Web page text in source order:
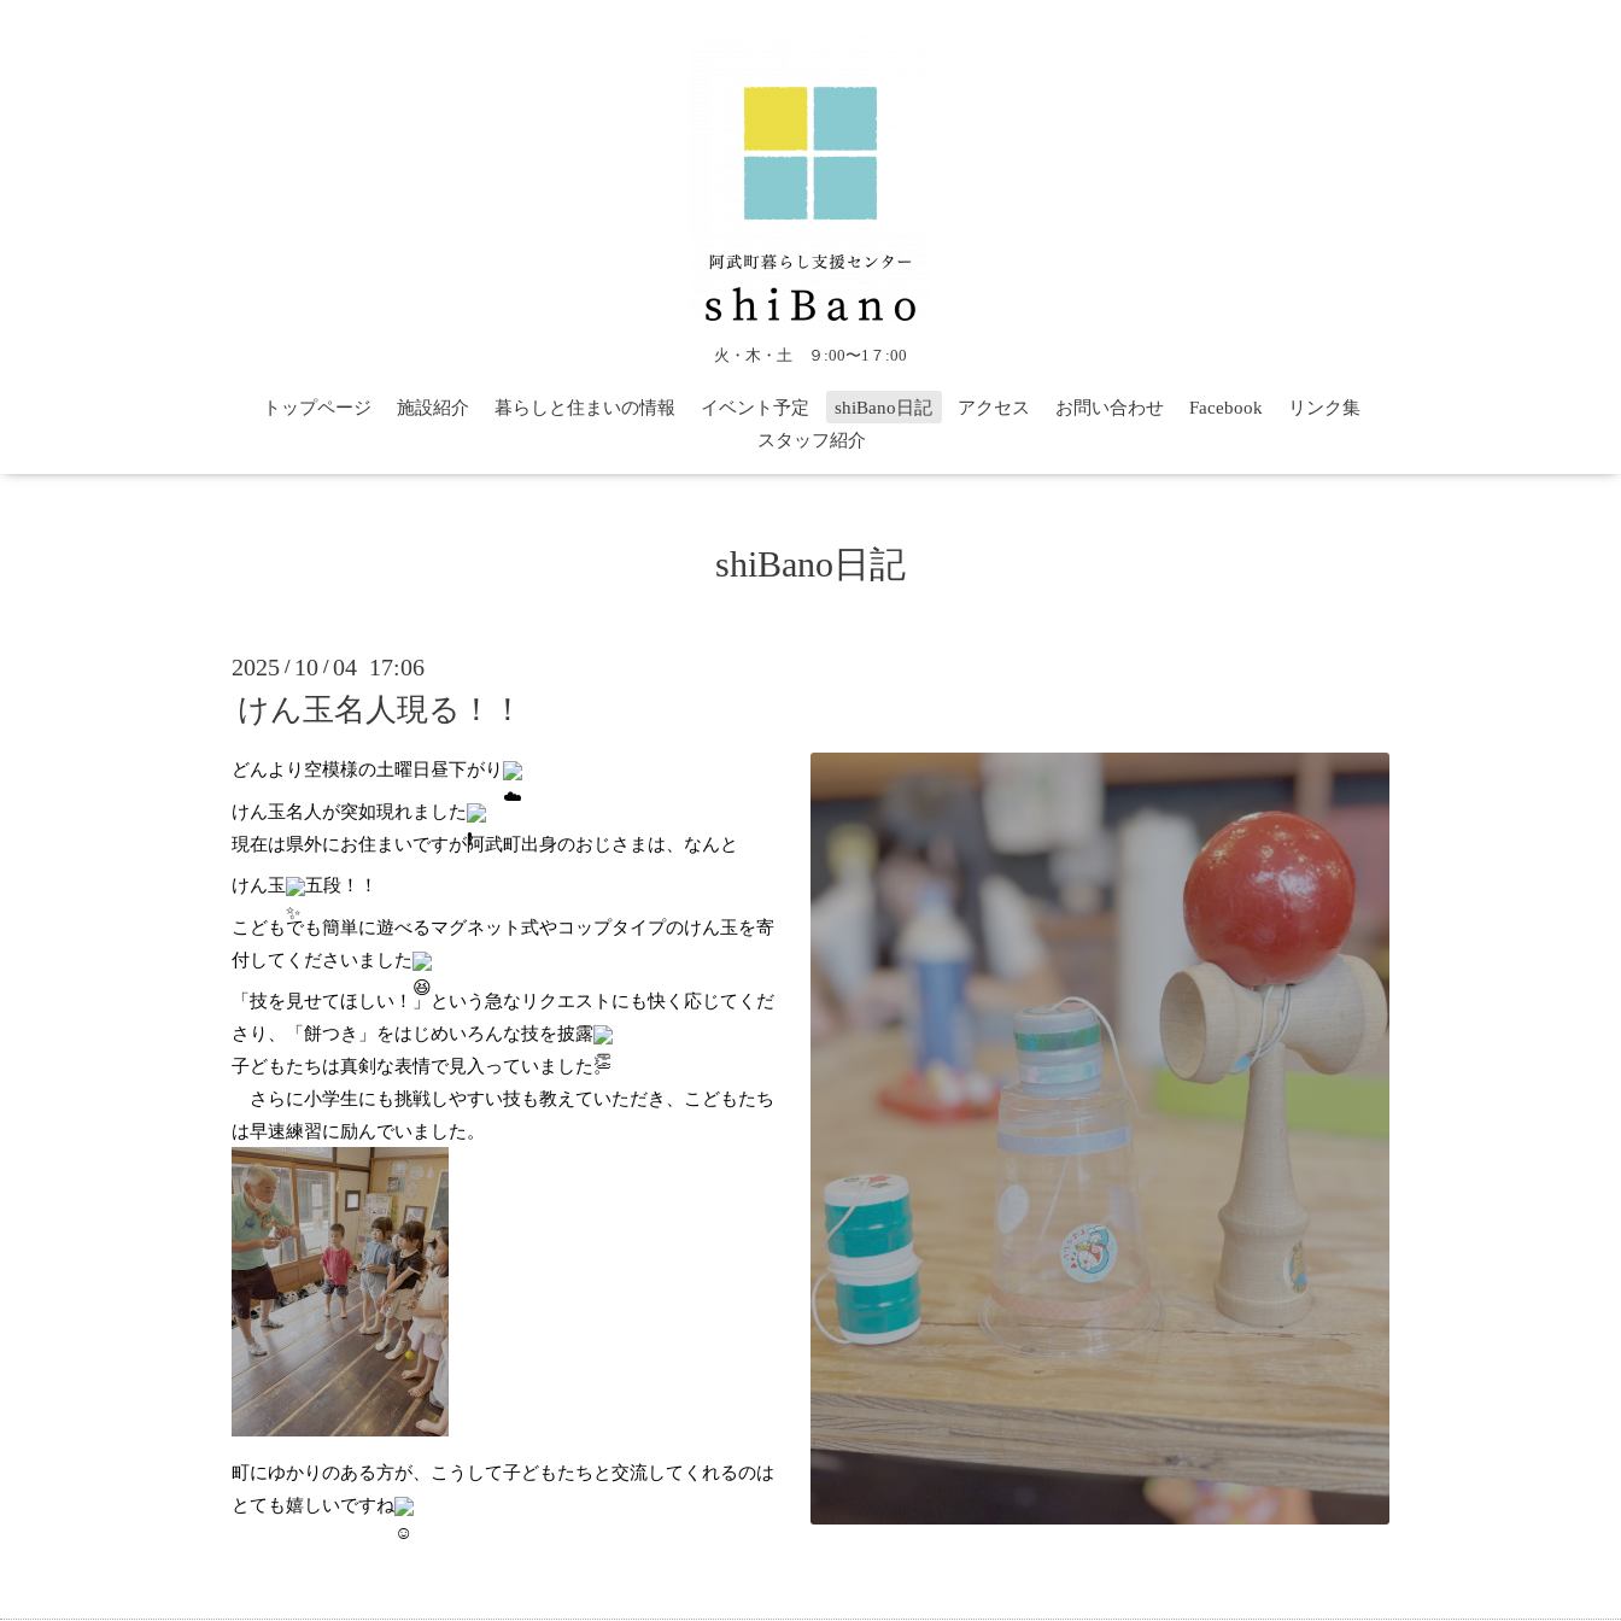
火・木・土 ９:00〜1７:00
トップページ 施設紹介 暮らしと住まいの情報 イベント予定 shiBano日記 アクセス お問い合わせ Facebook
リンク集
スタッフ紹介
shiBano日記
2025 / 10 /04 17:06
けん玉名人現る！！
どんより空模様の土曜日昼下がり
けん玉名人が突如現れました
現在は県外にお住まいですが阿武町出身のおじさまは、なんと
けん玉
五段！！
こどもでも簡単に遊べるマグネット式やコップタイプのけん玉を寄
付してくださいました
「技を見せてほしい！」という急なリクエストにも快く応じてくだ
さり、「餅つき」をはじめいろんな技を披露
子どもたちは真剣な表情で見入っていました。
さらに小学生にも挑戦しやすい技も教えていただき、こどもたち
は早速練習に励んでいました。
町にゆかりのある方が、こうして子どもたちと交流してくれるのは
とても嬉しいですね